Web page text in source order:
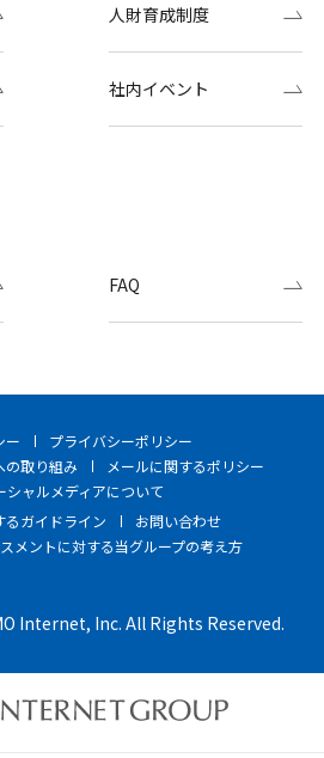
人財育成制度
社内イベント
FAQ
ー
プライバシーポリシー
の取り組み
メールに関するポリシー
シャルメディアについて
ガイドライン
お問い合わせ
メントに対する当グループの考え方
Internet, Inc. All Rights Reserved.